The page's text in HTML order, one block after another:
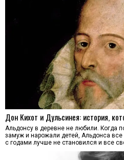
Дон Кихот и Дульсинея: история,
Альдонсу в деревне не любили. Когда
замуж и нарожали детей, Альдонса
с годами лучше не становился и все